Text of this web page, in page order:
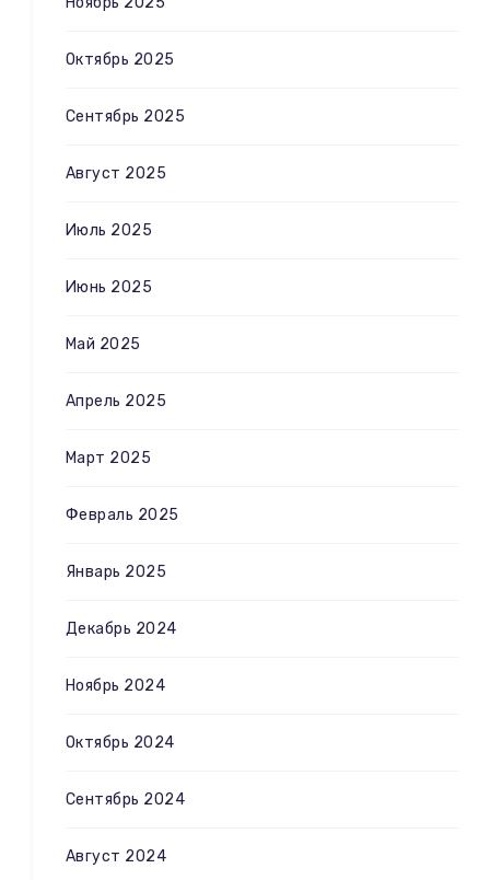
Октябрь 2025
Сентябрь 2025
Август 2025
Июль 2025
Июнь 2025
Май 2025
Апрель 2025
Март 2025
Февраль 2025
Январь 2025
Декабрь 2024
Ноябрь 2024
Октябрь 2024
Сентябрь 2024
Август 2024